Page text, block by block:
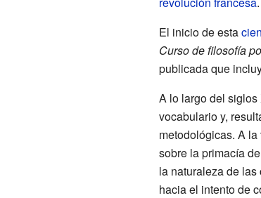
El inicio de esta
Curso de filosofía
publicada que
A lo largo del
vocabulario y,
metodológicas. A
sobre la primacía
la naturaleza de
hacia el intento de